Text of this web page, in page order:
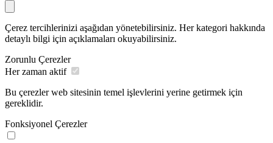
Çerez tercihlerinizi aşağıdan yönetebilirsiniz. Her kategori hakkında
detaylı bilgi için açıklamaları okuyabilirsiniz.
Zorunlu Çerezler
Her zaman aktif
Bu çerezler web sitesinin temel işlevlerini yerine getirmek için
gereklidir.
Fonksiyonel Çerezler